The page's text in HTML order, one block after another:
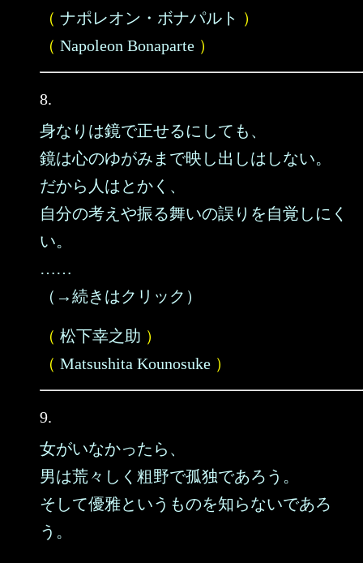
（ ナポレオン・ボナパルト ）
（ Napoleon Bonaparte ）
8.
身なりは鏡で正せるにしても、
鏡は心のゆがみまで映し出しはしない。
だから人はとかく、
自分の考えや振る舞いの誤りを自覚しにく
い。
……
（→続きはクリック）
（ 松下幸之助 ）
（ Matsushita Kounosuke ）
9.
女がいなかったら、
男は荒々しく粗野で孤独であろう。
そして優雅というものを知らないであろ
う。